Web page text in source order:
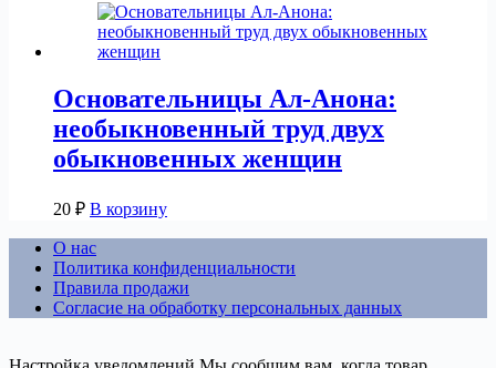
Основательницы Ал-Анона:
необыкновенный труд двух
обыкновенных женщин
20 ₽ В корзину
О нас
Политика конфиденциальности
Правила продажи
Согласие на обработку персональных данных